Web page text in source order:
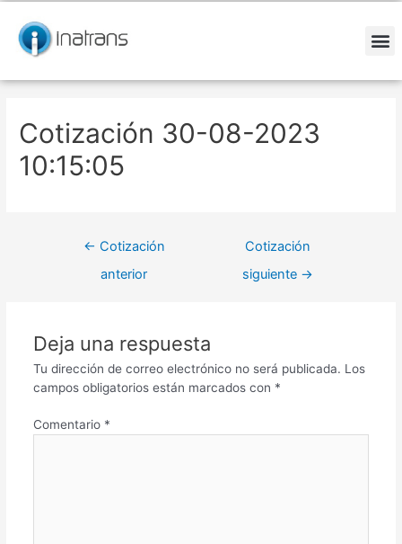
contenido
Cotización 30-08-2023
10:15:05
de
entradas
← Cotización
anterior
Cotización
siguiente →
Deja una respuesta
Tu dirección de correo electrónico no será publicada. Los
campos obligatorios están marcados con *
Comentario *